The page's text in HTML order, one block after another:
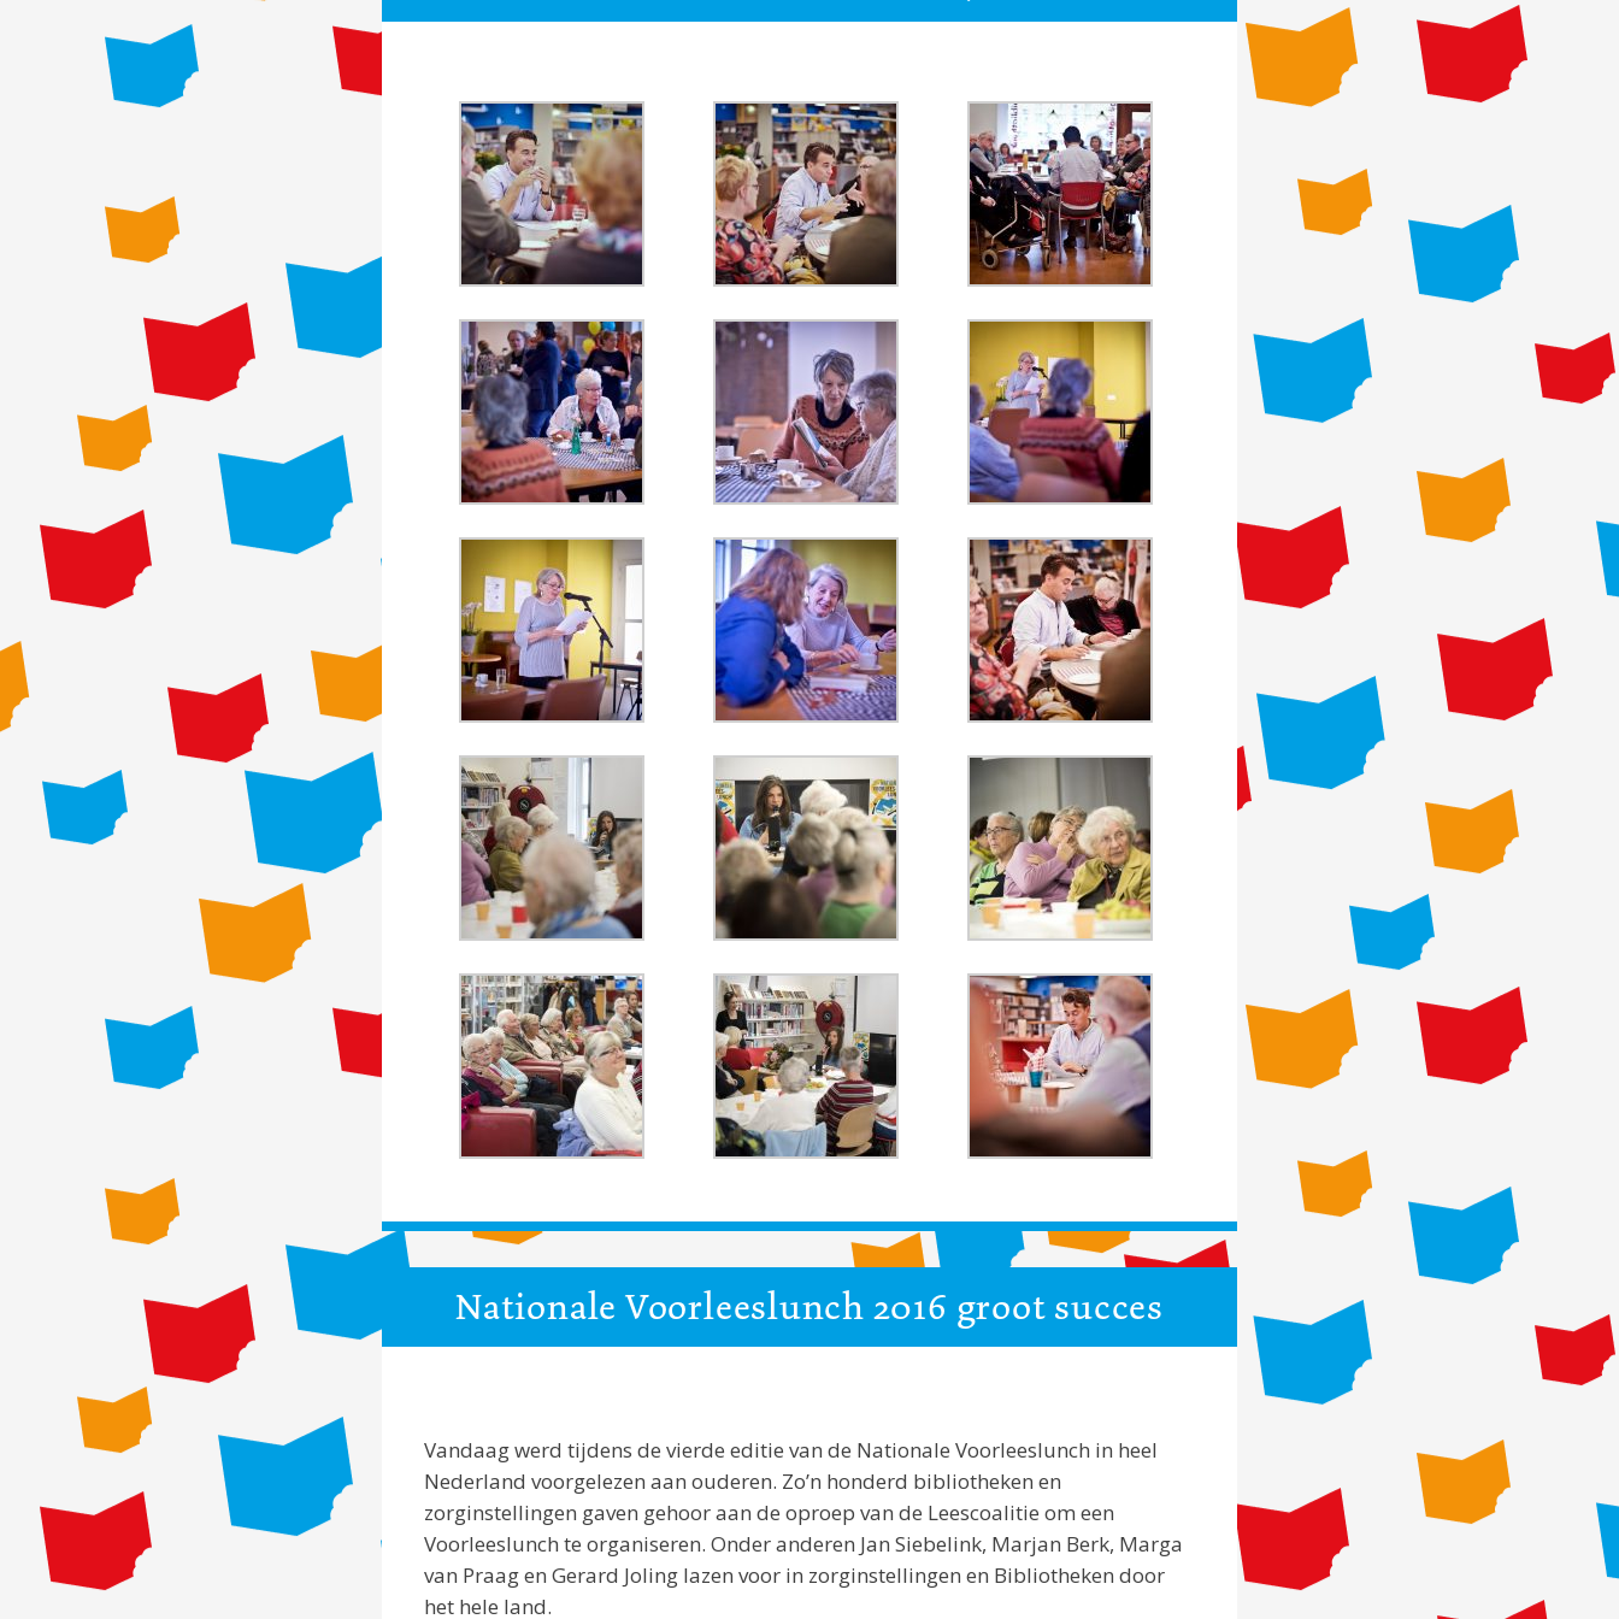
Nationale Voorleeslunch 2016 groot succes
Vandaag werd tijdens de vierde editie van de Nationale Voorleeslunch in heel
Nederland voorgelezen aan ouderen. Zo’n honderd bibliotheken en
zorginstellingen gaven gehoor aan de oproep van de Leescoalitie om een
Voorleeslunch te organiseren. Onder anderen Jan Siebelink, Marjan Berk, Marga
van Praag en Gerard Joling lazen voor in zorginstellingen en Bibliotheken door
het hele land.